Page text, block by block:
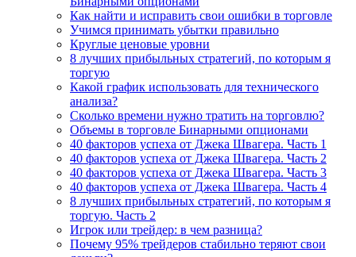
Как найти и исправить свои ошибки в торговле
Учимся принимать убытки правильно
Круглые ценовые уровни
8 лучших прибыльных стратегий, по которым я
торгую
Какой график использовать для технического
анализа?
Сколько времени нужно тратить на торговлю?
Объемы в торговле Бинарными опционами
40 факторов успеха от Джека Швагера. Часть 1
40 факторов успеха от Джека Швагера. Часть 2
40 факторов успеха от Джека Швагера. Часть 3
40 факторов успеха от Джека Швагера. Часть 4
8 лучших прибыльных стратегий, по которым я
торгую. Часть 2
Игрок или трейдер: в чем разница?
Почему 95% трейдеров стабильно теряют свои